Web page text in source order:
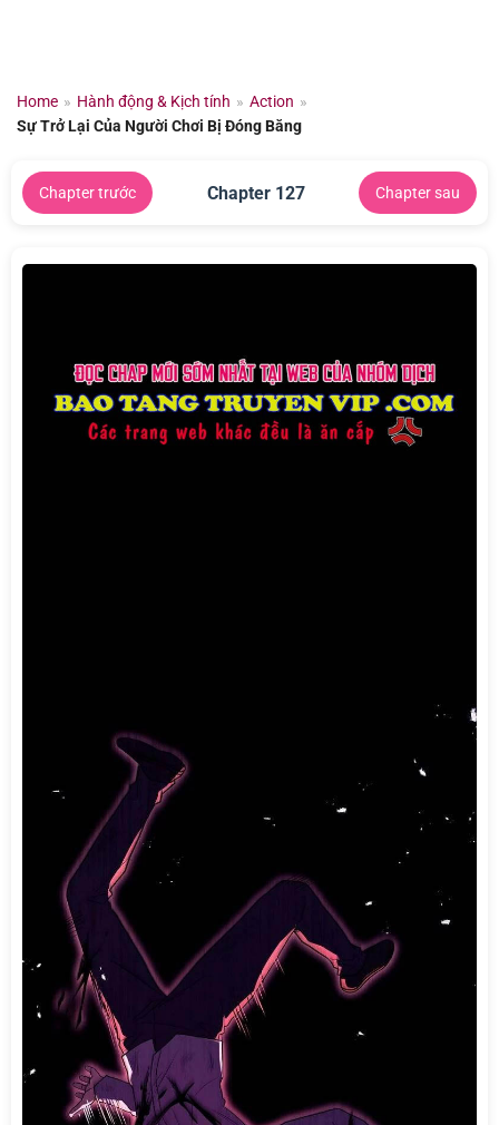
dungHome » Hành động & Kịch tính » Action »
Sự Trở Lại Của Người Chơi Bị Đóng Băng
Chapter trước Chapter 127 Chapter sau